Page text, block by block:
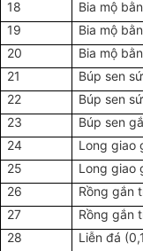
18
Bia mộ
19
Bia mộ
20
Bia mộ
21
Búp sen
22
Búp sen
23
Búp sen
24
Long giao
25
Long giao
26
Rồng gắn
27
Rồng gắn
28
Liễn đá